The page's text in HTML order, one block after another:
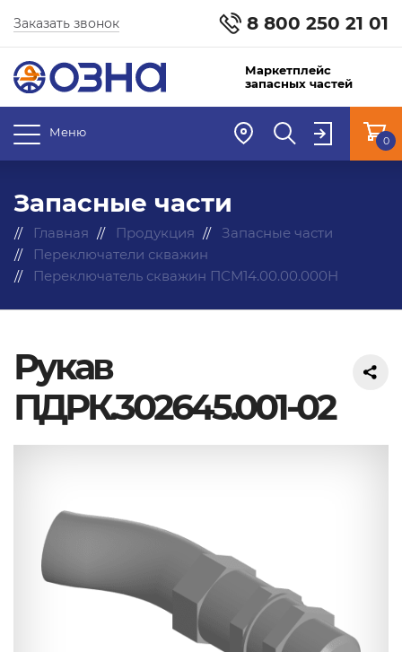
8 800 250 21 01
Заказать звонок
Маркетплейс
запасных частей
Меню
0
Запасные части
Главная Продукция
Запасные части
Переключатели скважин
Переключатель скважин ПСМ14.00.00.000Н
Рукав
ПДРК.302645.001-02